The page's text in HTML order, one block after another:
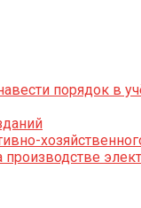
порядок в